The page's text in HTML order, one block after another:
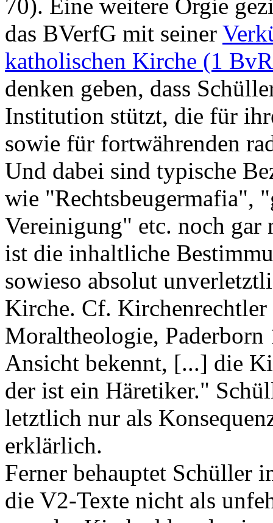
70). Eine weitere Orgie
das BVerfG mit seiner
katholischen Kirche (1
denken geben, dass
Institution stützt, die für
sowie für fortwährenden
Und dabei sind typische
wie "Rechtsbeugermafia",
Vereinigung" etc. noch
ist die inhaltliche
sowieso absolut
Kirche. Cf.
Moraltheologie,
Ansicht bekennt, [...] die
der ist ein Häretiker."
letztlich nur als
erklärlich.
Ferner behauptet Schüller
die V2-Texte nicht als